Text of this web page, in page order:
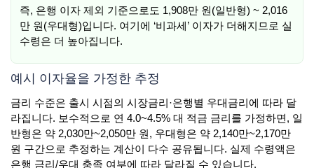
즉, 은행 이자 제외 기준으로도 1,908만 원(일반형) ~ 2,016
만 원(우대형)입니다. 여기에 ‘비과세’ 이자가 더해지므로 실
수령은 더 높아집니다.
예시 이자율을 가정한 추정
금리 수준은 출시 시점의 시장금리·은행별 우대금리에 따라 달
라집니다. 보수적으로 연 4.0~4.5% 대 적금 금리를 가정하면, 일
반형은 약 2,030만~2,050만 원, 우대형은 약 2,140만~2,170만
원 구간으로 추정하는 계산이 다수 공유됩니다. 실제 수령액은
은행 금리/우대 충족 여부에 따라 달라질 수 있습니다.